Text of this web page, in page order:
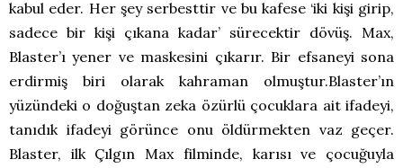
kabul eder. Her şey serbesttir ve bu kafese ‘iki kişi girip,
sadece bir kişi çıkana kadar’ sürecektir dövüş. Max,
Blaster’ı yener ve maskesini çıkarır. Bir efsaneyi sona
erdirmiş biri olarak kahraman olmuştur.Blaster’ın
yüzündeki o doğuştan zeka özürlü çocuklara ait ifadeyi,
tanıdık ifadeyi görünce onu öldürmekten vaz geçer.
Blaster, ilk Çılgın Max filminde, karısı ve çocuğuyla